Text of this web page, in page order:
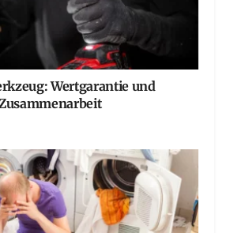
Wertgarantie und